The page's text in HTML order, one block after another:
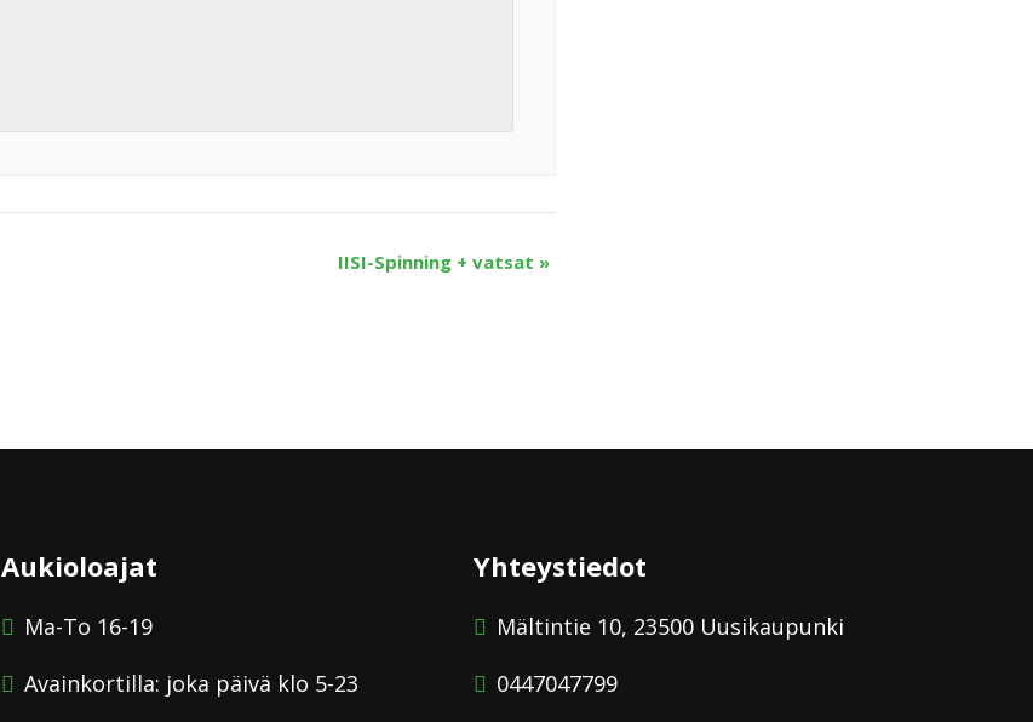
IISI-Spinning + vatsat »
Aukioloajat
Ma-To 16-19
Avainkortilla: joka päivä klo 5-23
Yhteystiedot
Mältintie 10, 23500 Uusikaupunki
0447047799